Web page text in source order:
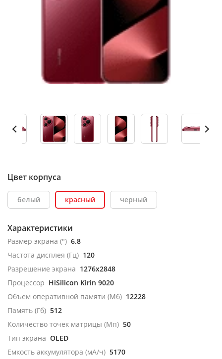
Цвет корпуса
белый красный черный
Характеристики
Размер экрана (") 6.8
Частота дисплея (Гц) 120
Разрешение экрана 1276x2848
Процессор HiSilicon Kirin 9020
Объем оперативной памяти (Мб) 12228
Память (Гб) 512
Количество точек матрицы (Мп) 50
Тип экрана OLED
Емкость аккумулятора (мА/ч) 5170